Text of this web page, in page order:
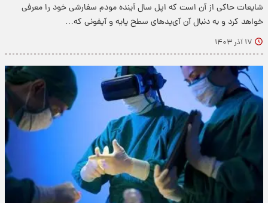
شایعات حاکی از آن است که اپل سال آینده مودم سفارشی خود را معرفی
خواهد کرد و به دنبال آن آی‌پدهای سطح پایه و آیفونی که…
۱۷ آذر ۱۴۰۳